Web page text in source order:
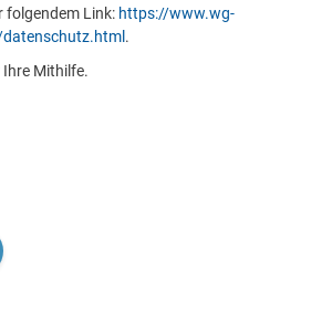
folgendem Link: https://www.wg-
.
Ihre Mithilfe.